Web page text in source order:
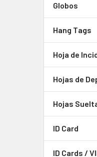
Globos
Hang Tags
Hoja de
Hojas de
Hojas
ID Card
ID Cards /